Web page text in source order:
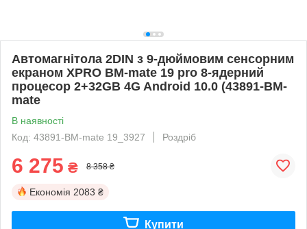
Автомагнітола 2DIN з 9-дюймовим сенсорним
екраном XPRO BM-mate 19 pro 8-ядерний
процесор 2+32GB 4G Android 10.0 (43891-BM-
mate
В наявності
Код: 43891-BM-mate 19_3927
Роздріб
6 275 ₴ 8 358 ₴
Економія 2083 ₴
Купити